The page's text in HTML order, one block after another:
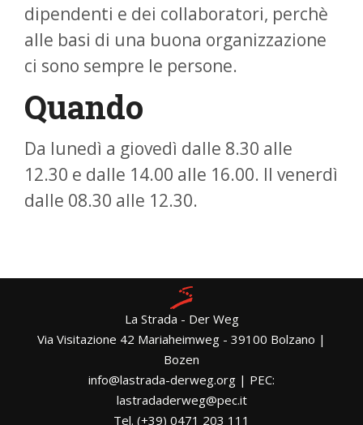
dipendenti e dei collaboratori, perchè
alle basi di una buona organizzazione
ci sono sempre le persone.
Quando
Da lunedì a giovedì dalle 8.30 alle
12.30 e dalle 14.00 alle 16.00. Il venerdì
dalle 08.30 alle 12.30.
La Strada - Der Weg
Via Visitazione 42 Mariaheimweg - 39100 Bolzano |
Bozen
info@lastrada-derweg.org | PEC:
lastradaderweg@pec.it
Tel. (+39) 0471 203 111